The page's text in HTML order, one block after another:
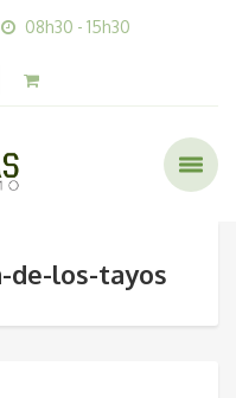
08h30 - 15h30
de-los-tayos